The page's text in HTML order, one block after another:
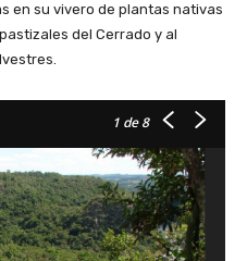
en su vivero de plantas nativas
del Cerrado y al
1 de 8